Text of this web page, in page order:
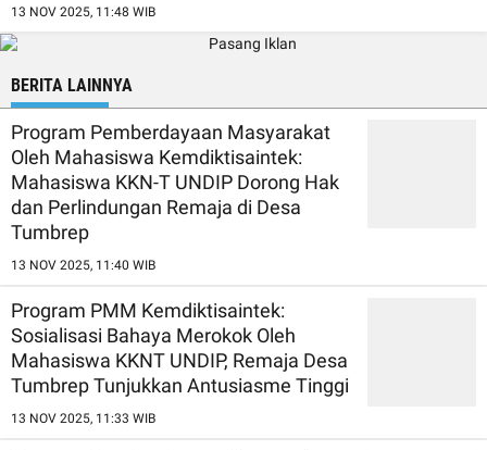
13 NOV 2025, 11:48 WIB
BERITA LAINNYA
Program Pemberdayaan Masyarakat
Oleh Mahasiswa Kemdiktisaintek:
Mahasiswa KKN-T UNDIP Dorong Hak
dan Perlindungan Remaja di Desa
Tumbrep
13 NOV 2025, 11:40 WIB
Program PMM Kemdiktisaintek:
Sosialisasi Bahaya Merokok Oleh
Mahasiswa KKNT UNDIP, Remaja Desa
Tumbrep Tunjukkan Antusiasme Tinggi
13 NOV 2025, 11:33 WIB